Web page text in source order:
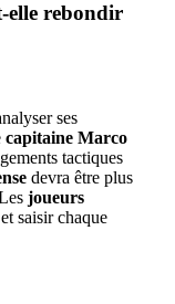
elle rebondir
ses
capitaine Marco
tactiques
devra être plus
joueurs
et saisir chaque